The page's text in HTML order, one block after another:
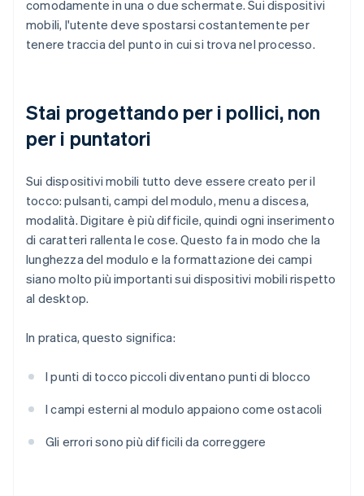
comodamente in una o due schermate. Sui dispositivi
mobili, l'utente deve spostarsi costantemente per
tenere traccia del punto in cui si trova nel processo.
Stai progettando per i pollici, non
per i puntatori
Sui dispositivi mobili tutto deve essere creato per il
tocco: pulsanti, campi del modulo, menu a discesa,
modalità. Digitare è più difficile, quindi ogni inserimento
di caratteri rallenta le cose. Questo fa in modo che la
lunghezza del modulo e la formattazione dei campi
siano molto più importanti sui dispositivi mobili rispetto
al desktop.
In pratica, questo significa:
I punti di tocco piccoli diventano punti di blocco
I campi esterni al modulo appaiono come ostacoli
Gli errori sono più difficili da correggere